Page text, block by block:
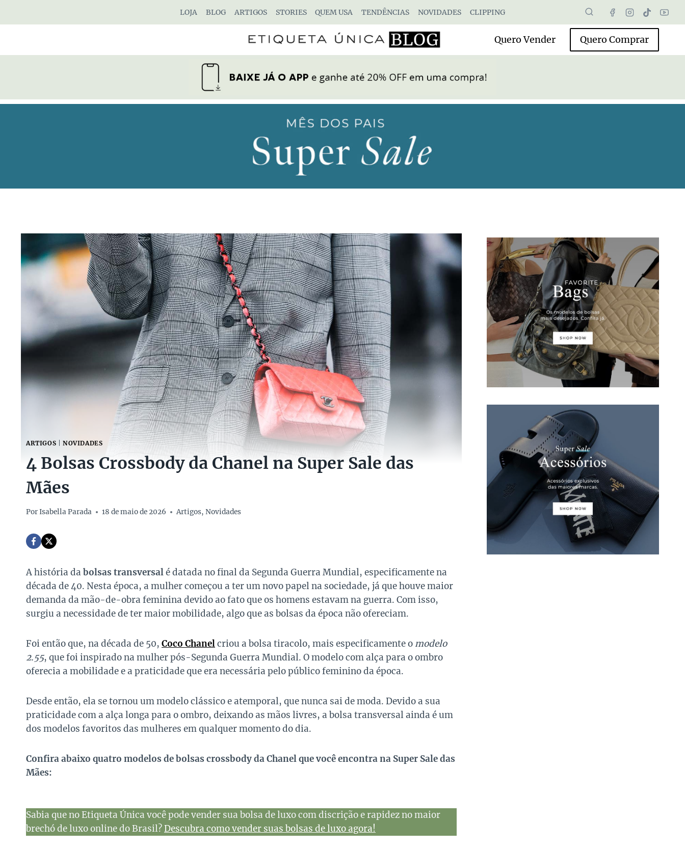
LOJA BLOG ARTIGOS STORIES QUEM USA TENDÊNCIAS NOVIDADES CLIPPING
Quero Vender Quero Comprar
ARTIGOS NOVIDADES
4 Bolsas Crossbody da Chanel na Super Sale das
Mães
PorIsabella Parada 18 de maio de 2026 Artigos,Novidades
A história da bolsas transversalé datada no final da Segunda Guerra Mundial, especificamente na
década de 40. Nesta época, a mulher começou a ter um novo papel na sociedade, já que houve maior
demanda da mão-de-obra feminina devido ao fato que os homens estavam na guerra. Com isso,
surgiu a necessidade de ter maior mobilidade, algo que as bolsas da época não ofereciam.
Foi então que, na década de 50, Coco Chanelcriou a bolsa tiracolo, mais especificamente omodelo
2.55, que foi inspirado na mulher pós-Segunda Guerra Mundial. O modelo com alça para o ombro
oferecia a mobilidade e a praticidade que era necessária pelo público feminino da época.
Desde então, ela se tornou um modelo clássico e atemporal, que nunca sai de moda. Devido a sua
praticidade com a alça longa para o ombro, deixando as mãos livres, a bolsa transversal ainda é um
dos modelos favoritos das mulheres em qualquer momento do dia.
Confira abaixo quatro modelos de bolsas crossbody da Chanel que você encontra na Super Sale das
Mães:
Sabia que no Etiqueta Única você pode vender sua bolsa de luxo com discrição e rapidez no maior
brechó de luxo online do Brasil?Descubra como vender suas bolsas de luxo agora!